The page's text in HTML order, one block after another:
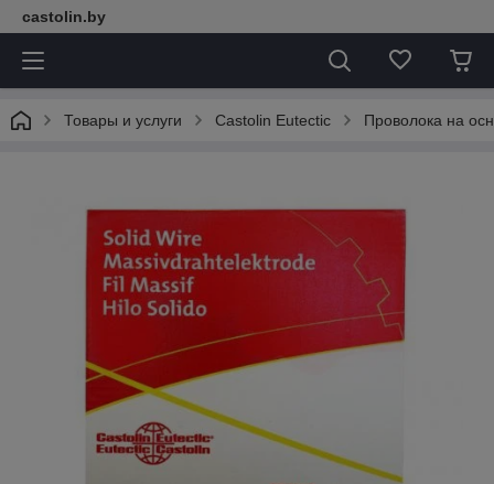
castolin.by
Товары и услуги Castolin Eutectic Проволока на